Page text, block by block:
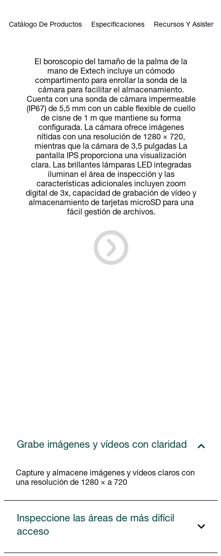
Catálogo De Productos Especificaciones Recursos Y
El boroscopio del tamaño de la palma de la
mano de Extech incluye un cómodo
compartimento para enrollar la sonda de la
cámara para facilitar el almacenamiento.
Cuenta con una sonda de cámara impermeable
(IP67) de 5,5 mm con un cable flexible de cuello
de cisne de 1 m que mantiene su forma
configurada. La cámara ofrece imágenes
nítidas con una resolución de 1280 × 720,
mientras que la cámara de 3,5 pulgadas La
pantalla IPS proporciona una visualización
clara. Las brillantes lámparas LED integradas
iluminan el área de inspección y las
características adicionales incluyen zoom
digital de 3x, capacidad de grabación de vídeo y
almacenamiento de tarjetas microSD para una
fácil gestión de archivos.
Grabe imágenes y vídeos con claridad
Capture y almacene imágenes y vídeos claros con
una resolución de 1280 × a 720
Inspeccione las áreas de más difícil
acceso